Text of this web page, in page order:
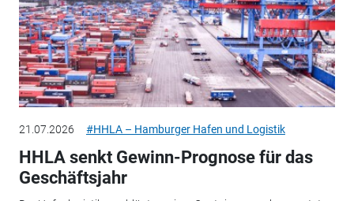
21.07.2026 #HHLA – Hamburger Hafen und Logistik
HHLA senkt Gewinn-Prognose für das
Geschäftsjahr